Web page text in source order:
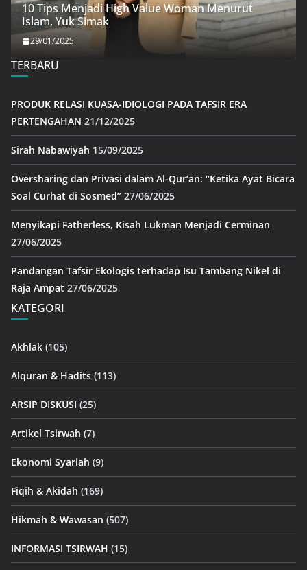
10 Tips Menjadi High Value Woman Menurut
Islam, Yuk Simak
29/01/2025
TERBARU
PRODUK RELASI KUASA-IDIOLOGI PADA TAFSIR ERA
PERTENGAHAN 21/12/2025
Sirah Nabawiyah 15/09/2025
Oversharing dan Privasi dalam Al-Qur’an: “Ketika Ayat Bicara
Soal Curhat di Sosmed” 27/06/2025
Menyikapi Fatherless, Kisah Lukman Menjadi Cerminan
27/06/2025
Pandangan Tafsir Ekologis terhadap Isu Tambang Nikel di
Raja Ampat 27/06/2025
KATEGORI
Akhlak (105)
Alquran & Hadits (113)
ARSIP DISKUSI (25)
Artikel Tsirwah (7)
Ekonomi Syariah (9)
Fiqih & Akidah (169)
Hikmah & Wawasan (507)
INFORMASI TSIRWAH (15)